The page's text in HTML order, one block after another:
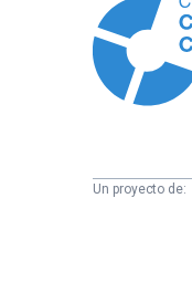
Un proyecto de: